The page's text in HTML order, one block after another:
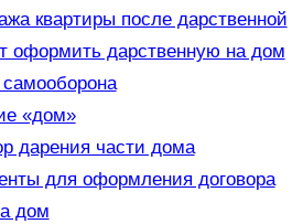
квартиры после дарственной
оформить дарственную на дом
«дом»
дарения части дома
для оформления договора
дом